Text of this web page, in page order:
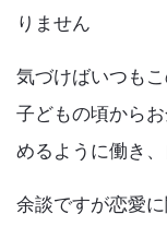
りません
気づけばいつも
子どもの頃から
めるように働き
余談ですが恋愛